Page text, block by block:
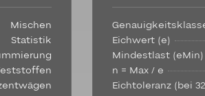
Mischen
Statistik
Eichwert (e)
Mindestlast (eMin)
n = Max / e
Eichtoleranz (bei